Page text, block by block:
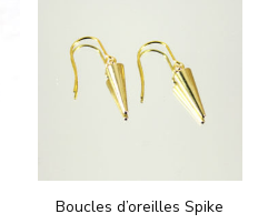
Boucles d’oreilles Spike